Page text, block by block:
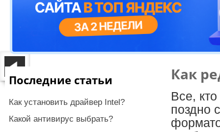
Как
Все,
поздно
Последние статьи
Как установить драйвер Intel?
Какой антивирус выбрать?